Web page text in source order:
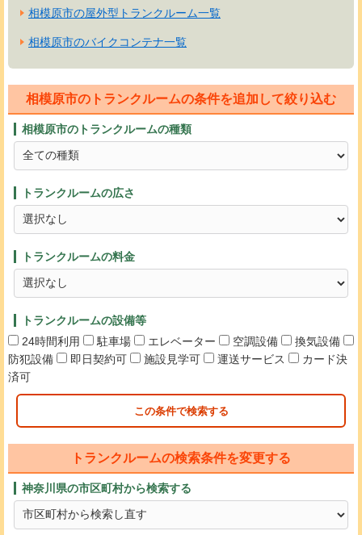
相模原市の屋外型トランクルーム一覧
相模原市のバイクコンテナ一覧
相模原市のトランクルームの条件を追加して絞り込む
相模原市のトランクルームの種類
トランクルームの広さ
トランクルームの料金
トランクルームの設備等
24時間利用
駐車場 エレベーター 空調設備
換気設備
防犯設備
即日契約可 施設見学可 運送サービス
カード決
済可
この条件で検索する
トランクルームの検索条件を変更する
神奈川県の市区町村から検索する